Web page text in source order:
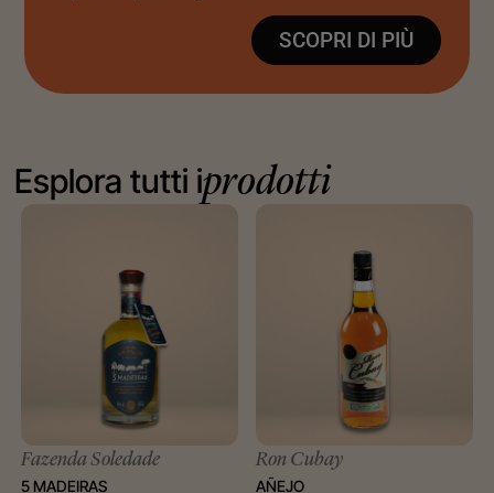
SCOPRI DI PIÙ
Esplora tutti iprodotti
Fazenda Soledade
5 MADEIRAS
Ron Cubay
AÑEJO